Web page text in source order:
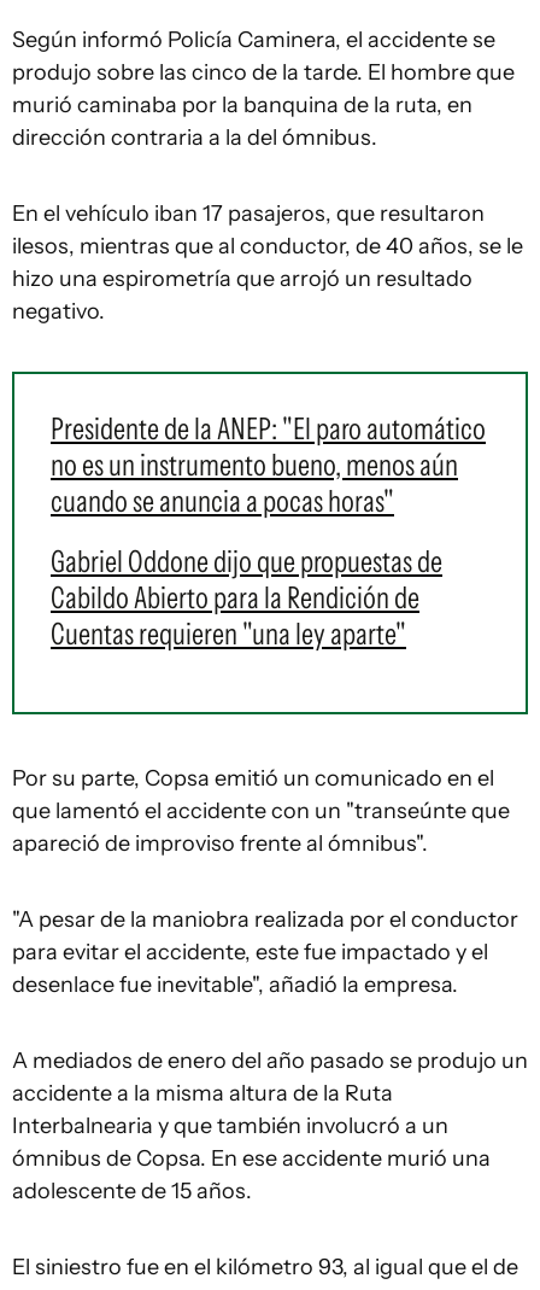
Según informó Policía Caminera, el accidente se
produjo sobre las cinco de la tarde. El hombre que
murió caminaba por la banquina de la ruta, en
dirección contraria a la del ómnibus.
En el vehículo iban 17 pasajeros, que resultaron
ilesos, mientras que al conductor, de 40 años, se le
hizo una espirometría que arrojó un resultado
negativo.
Presidente de la ANEP: "El paro automático
no es un instrumento bueno, menos aún
cuando se anuncia a pocas horas"
Gabriel Oddone dijo que propuestas de
Cabildo Abierto para la Rendición de
Cuentas requieren "una ley aparte"
Por su parte, Copsa emitió un comunicado en el
que lamentó el accidente con un "transeúnte que
apareció de improviso frente al ómnibus".
"A pesar de la maniobra realizada por el conductor
para evitar el accidente, este fue impactado y el
desenlace fue inevitable", añadió la empresa.
A mediados de enero del año pasado se produjo un
accidente a la misma altura de la Ruta
Interbalnearia y que también involucró a un
ómnibus de Copsa. En ese accidente murió una
adolescente de 15 años.
El siniestro fue en el kilómetro 93, al igual que el de